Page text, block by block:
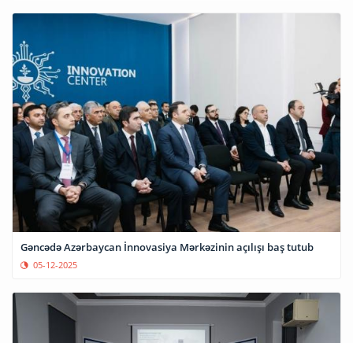
Gəncədə Azərbaycan İnnovasiya Mərkəzinin açılışı baş tutub
05-12-2025